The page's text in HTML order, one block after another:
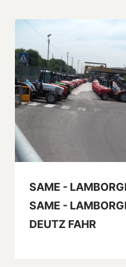
SAME -
SAME -
DEUTZ FAHR